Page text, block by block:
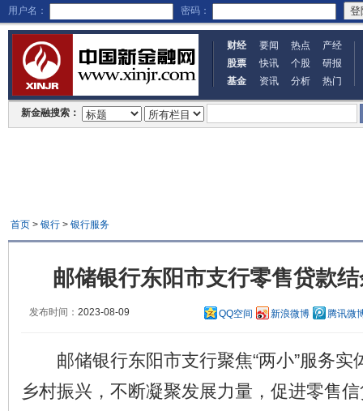
用户名： 密码：
财经 要闻 热点
产经
股票
快讯 个股
研报
基金
资讯 分析 热门
新金融搜索：
首页> 银行> 银行服务
邮储银行东阳市支行零售贷款
发布时间： 2023-08-09 QQ空间 新浪微博 腾讯微
邮储银行东阳市支行聚焦“两小”服务实
乡村振兴，不断凝聚发展力量，促进零售